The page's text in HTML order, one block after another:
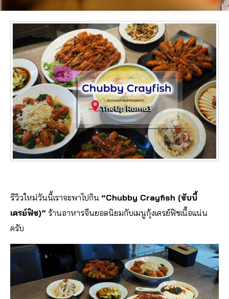
รีวิวใหม่วันนี้เราจะพาไปกิน “Chubby Crayfish (ชับบี้
เครย์ฟิช)” ร้านอาหารจีนยอดนิยมกับเมนูกุ้งเครย์ฟิชเนื้อแน่น
ครับ